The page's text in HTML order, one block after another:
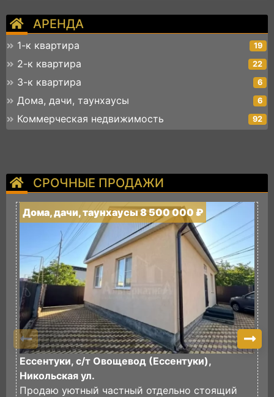
АРЕНДА
1-к квартира 19
2-к квартира 22
3-к квартира 6
Дома, дачи, таунхаусы 6
Коммерческая недвижимость 92
СРОЧНЫЕ ПРОДАЖИ
Дома, дачи, таунхаусы 8 500 000 ₽
Ессентуки, с/т Овощевод (Ессентуки),
Никольская ул.
Продаю уютный частный отдельно стоящий